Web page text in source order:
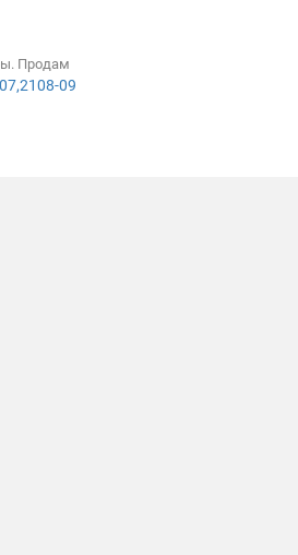
Продам
09